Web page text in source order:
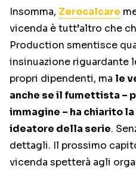
Insomma, Zerocalcare
vicenda è tutt’altro che
Production smentisce
insinuazione riguardante
propri dipendenti, ma le
anche se il fumettista –
immagine – ha chiarito
ideatore della serie.
dettagli. Il prossimo
vicenda spetterà agli